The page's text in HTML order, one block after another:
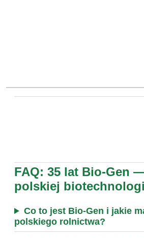
FAQ: 35 lat Bio-Gen
polskiej
Co to jest Bio-Gen i jakie
polskiego rolnictwa?